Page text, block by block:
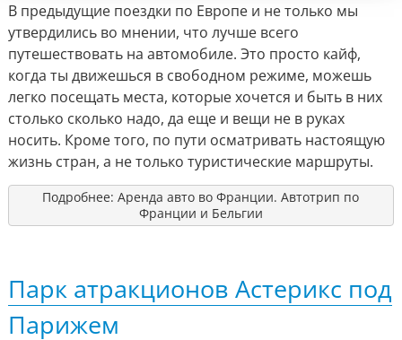
В предыдущие поездки по Европе и не только мы
утвердились во мнении, что лучше всего
путешествовать на автомобиле. Это просто кайф,
когда ты движешься в свободном режиме, можешь
легко посещать места, которые хочется и быть в них
столько сколько надо, да еще и вещи не в руках
носить. Кроме того, по пути осматривать настоящую
жизнь стран, а не только туристические маршруты.
Подробнее: Аренда авто во Франции. Автотрип по
Франции и Бельгии
Парк атракционов Астерикс под
Парижем